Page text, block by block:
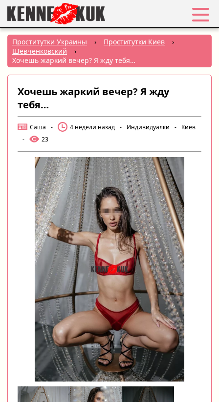
Избранное
Вход
Города:
УКР
Создать объявление
Проститутки Украины › Проститутки Киев
›
Шевченковский
›
Хочешь жаркий вечер? Я жду тебя…
Хочешь жаркий вечер? Я жду
тебя…
Саша - 4 недели назад - Индивидуалки -
Киев
-
23